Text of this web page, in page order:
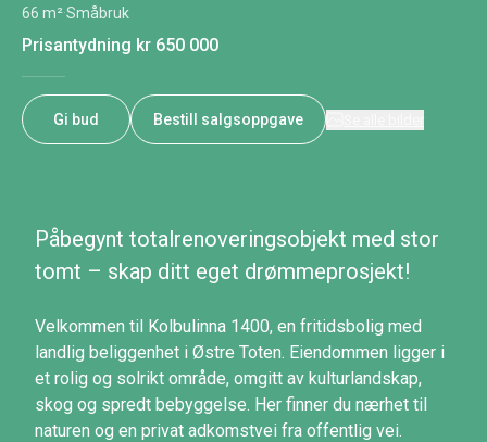
66 m²·Småbruk
Prisantydning kr 650 000
Gi bud Bestill salgsoppgave
Påbegynt totalrenoveringsobjekt med stor
tomt – skap ditt eget drømmeprosjekt!
Velkommen til Kolbulinna 1400, en fritidsbolig med
landlig beliggenhet i Østre Toten. Eiendommen ligger i
et rolig og solrikt område, omgitt av kulturlandskap,
skog og spredt bebyggelse. Her finner du nærhet til
naturen og en privat adkomstvei fra offentlig vei.